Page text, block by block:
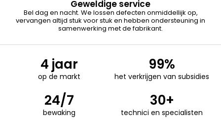
Geweldige service
Bel dag en nacht. We lossen defecten onmiddellijk op,
vervangen altijd stuk voor stuk en hebben ondersteuning in
samenwerking met de fabrikant.
4 jaar
op de markt
24/7
bewaking
99%
het verkrijgen van subsidies
30+
technici en specialisten